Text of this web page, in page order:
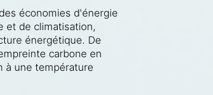
économies d'énergie
et de climatisation,
énergétique. De
carbone en
à une température